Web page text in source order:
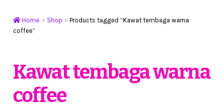
Hasil Karya
Kursus Kerajinan Tangan
My Account
Home Shop
Products tagged “Kawat tembaga warna
coffee”
Kawat tembaga warna
coffee